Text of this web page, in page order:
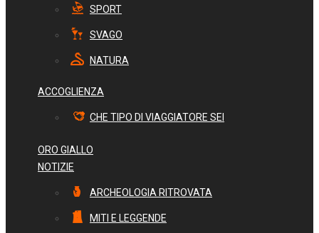
SPORT
SVAGO
NATURA
ACCOGLIENZA
CHE TIPO DI VIAGGIATORE SEI
ORO GIALLO
NOTIZIE
ARCHEOLOGIA RITROVATA
MITI E LEGGENDE